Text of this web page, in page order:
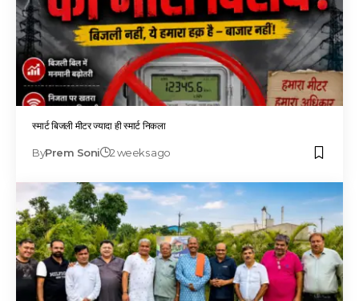
स्मार्ट बिजली मीटर ज्यादा ही स्मार्ट निकला
ByPrem Soni 2 weeks ago